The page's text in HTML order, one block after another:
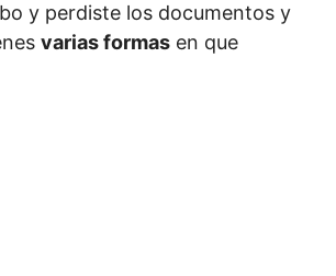
y perdiste los documentos y
varias formasen que